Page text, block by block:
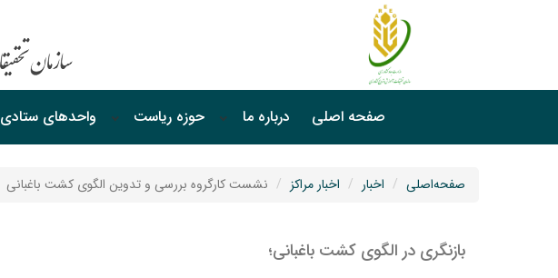
صفحه اصلی درباره ما حوزه ریاست واحدهای ستادی
صفحه‌اصلی اخبار اخبار مراکز نشست کارگروه بررسی و تدوین الگوی کشت باغبانی
بازنگری در الگوی کشت باغبانی؛